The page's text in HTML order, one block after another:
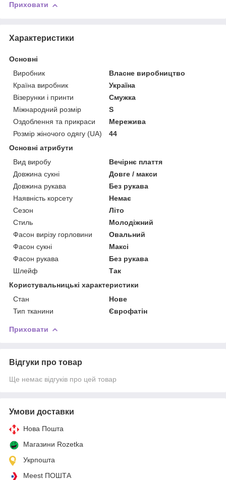
Приховати
Характеристики
Основні
Виробник
Власне виробництво
Країна виробник
Україна
Візерунки і принти
Смужка
Міжнародний розмір
S
Оздоблення та прикраси
Мережива
Розмір жіночого одягу (UA)
44
Основні атрибути
Вид виробу
Вечірнє плаття
Довжина сукні
Довге / макси
Довжина рукава
Без рукава
Наявність корсету
Немає
Сезон
Літо
Стиль
Молодіжний
Фасон вирізу горловини
Овальний
Фасон сукні
Максі
Фасон рукава
Без рукава
Шлейф
Так
Користувальницькі характеристики
Стан
Нове
Тип тканини
Єврофатін
Приховати
Відгуки про товар
Ще немає відгуків про цей товар
Умови доставки
Нова Пошта
Магазини Rozetka
Укрпошта
Meest ПОШТА